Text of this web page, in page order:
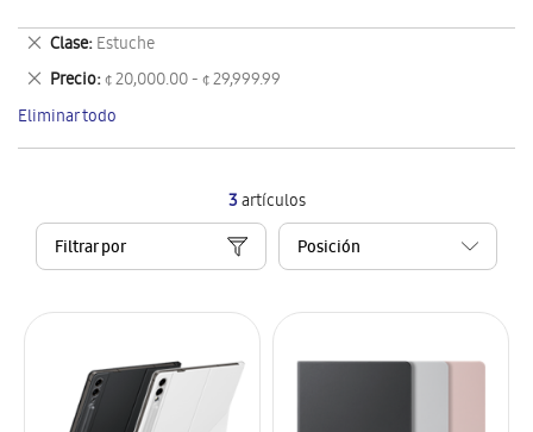
3artículos
Filtrar por
Clase Estuche
Eliminar
este
artículo
Precio ¢ 20,000.00 - ¢ 29,999.99
Eliminar
este
artículo
Eliminar todo